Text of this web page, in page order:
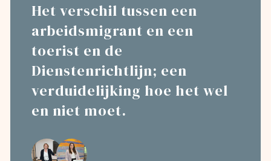
Het verschil tussen een
arbeidsmigrant en een
toerist en de
Dienstenrichtlijn; een
verduidelijking hoe het wel
en niet moet.